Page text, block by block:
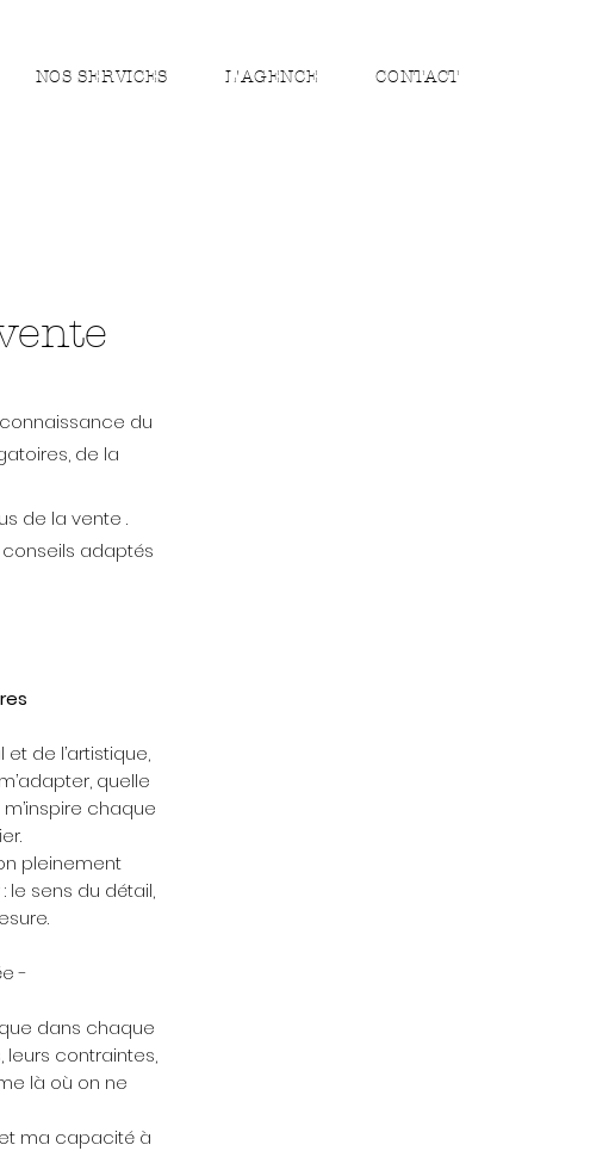
NOS SERVICES L'AGENCE CONTACT
du
de la
de la vente .
adaptés
de l’artistique,
quelle
chaque
pleinement
sens du détail,
-
dans chaque
leurs contraintes,
là où on ne
ma capacité à